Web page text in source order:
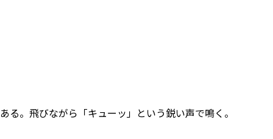
。飛びながら「キューッ」という鋭い声で鳴く。